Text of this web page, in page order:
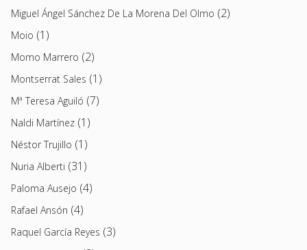
Miguel Ángel Sánchez De La Morena Del Olmo (2)
Moio (1)
Momo Marrero (2)
Montserrat Sales (1)
Mª Teresa Aguiló (7)
Naldi Martínez (1)
Néstor Trujillo (1)
Nuria Alberti (31)
Paloma Ausejo (4)
Rafael Ansón (4)
Raquel García Reyes (3)